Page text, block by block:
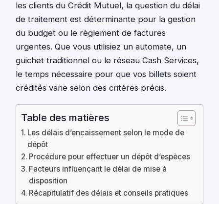
les clients du Crédit Mutuel, la question du délai
de traitement est déterminante pour la gestion
du budget ou le règlement de factures
urgentes. Que vous utilisiez un automate, un
guichet traditionnel ou le réseau Cash Services,
le temps nécessaire pour que vos billets soient
crédités varie selon des critères précis.
Table des matières
Les délais d’encaissement selon le mode de
dépôt
Procédure pour effectuer un dépôt d’espèces
Facteurs influençant le délai de mise à
disposition
Récapitulatif des délais et conseils pratiques